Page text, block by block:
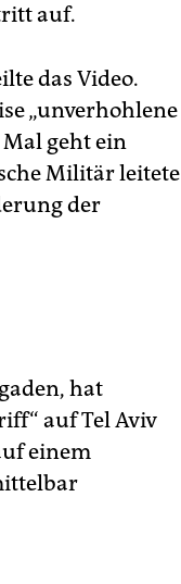
auf.
das Video.
„unverhohlene
geht ein
Militär leitete
der
hat
auf Tel Aviv
einem